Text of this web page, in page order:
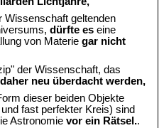
Wissenschaft geltenden
dürfte eseine
von Materiegar nicht
der Wissenschaft, das
neu überdacht werden,
dieser beiden Objekte
fast perfekter Kreis) sind
Astronomievor ein Rätsel..